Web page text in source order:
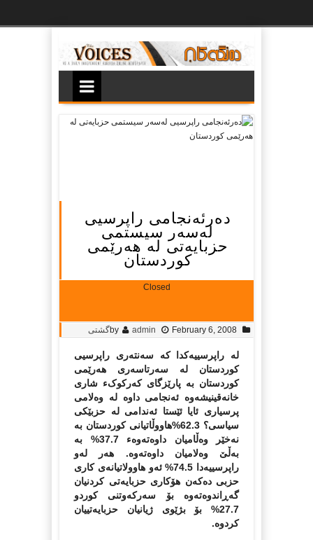
دەرئەنجامى راپرسیى
لەسەر سیستمى
حزبایەتى لە هەرێمى
کوردستان
Closed
by admin February 6, 2008 گشتی
لە راپرسییەکدا کە سەنتەرى راپرسیى
کوردستان لە سەرتاسەرى هەرێمى
کوردستان بە پارێزگاى کەرکوکء شارى
خانەقینیشەوە ئەنجامى داوە لە وەلامى
پرسیارى ئایا ئێستا ئەندامی لە حزبێکى
سیاسی؟ 62.3%هاووڵاتیانى کوردستان بە
نەخێر وەڵامیان داوەتەوەء 37.7% بە
بەڵێ وەلامیان داوەتەوە. هەر لەو
راپرسییەدا 74.5% ئەو هاوولاتیانەى کارى
حزبی دەکەن هۆکارى حزبایەتى کردنیان
گەڕاندوەتەوە بۆ سەرکەوتنى کوردو
27.7% بۆ بژێوى ژیانیان حزبایەتییان
کردوە.